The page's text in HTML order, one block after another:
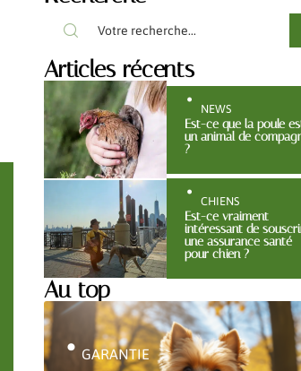
Articles récents
NEWS
Est-ce que la poule
un animal de
?
CHIENS
Est-ce vraiment
intéressant de
une assurance santé
pour chien ?
Au top
GARANTIE